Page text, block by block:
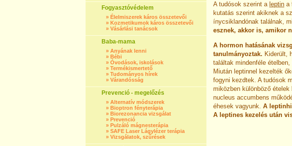
Fogyasztóvédelem
» Élelmiszerek káros összetevői
» Kozmetikumok káros összetevői
» Vásárlási tanácsok
Baba-mama
» Anyának lenni
» Bébi
» Óvodások, iskolások
» Termékismertető
» Tudományos hírek
» Várandósság
Prevenció - megelőzés
» Alternatív módszerek
» Bioptron fényterápia
» Biorezonancia vizsgálat
» Prevenció
» Pulzáló mágnesterápia
» SAFE Laser Lágylézer terápia
» Vizsgálatok, szűrések
A tudósok szerint a leptin a
kutatás szerint akiknek a
ínycsiklandónak találnak,
esznek, akkor is, amikor
A hormon hatásának
tanulmányoztak. Kiderült,
találtak mindenféle
Miután leptinnel kezelték
fogyni kezdtek. A tudósok
miközben különböző
nucleus accumbens
éhesek vagyunk. A
A leptines kezelés után